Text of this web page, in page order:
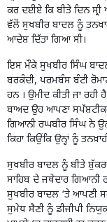
ਕਰ ਦਈਏ ਕਿ ਬੀਤੇ ਦਿਨ
ਵੱਲੋਂ ਸੁਖਬੀਰ ਬਾਦਲ ਨੂੰ
ਆਦੇਸ਼ ਦਿੱਤਾ ਗਿਆ ਸੀ।
ਇਸ ਮੌਕੇ ਸੁਖਬੀਰ ਸਿੰਘ
ਬਰਕੰਦੀ, ਪਰਮਬੰਸ ਬੰਟੀ
ਹਨ । ਉਮੀਦ ਕੀਤੀ ਜਾ ਰਹੀ
ਬਾਅਦ ਉਹ ਆਪਣਾ
ਗਿਆਨੀ ਰਘਬੀਰ ਸਿੰਘ ਨੇ
ਕਿਹਾ ਕਿਉਂਕਿ ਉਨ੍ਹਾਂ ਨੂੰ
ਸੁਖਬੀਰ ਬਾਦਲ ਨੂੰ ਬੀਤੇ
ਸਾਹਿਬ ਦੇ ਜਥੇਦਾਰ ਗਿਆਨੀ
ਸੁਖਬੀਰ ਬਾਦਲ ‘ਤੇ ਆਪਣੀ
ਸੁਮੇਧ ਸੈਣੀ ਨੂੰ ਡੀਜੀਪੀ